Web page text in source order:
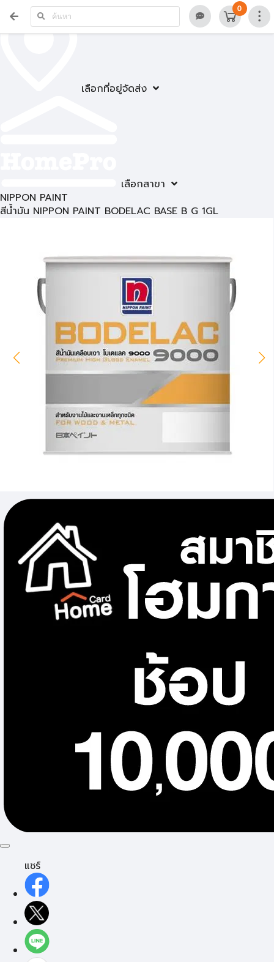
เลือกที่อยู่จัดส่ง
เลือกสาขา
0
NIPPON PAINT
สีน้ำมัน NIPPON PAINT BODELAC BASE B G 1GL
แชร์